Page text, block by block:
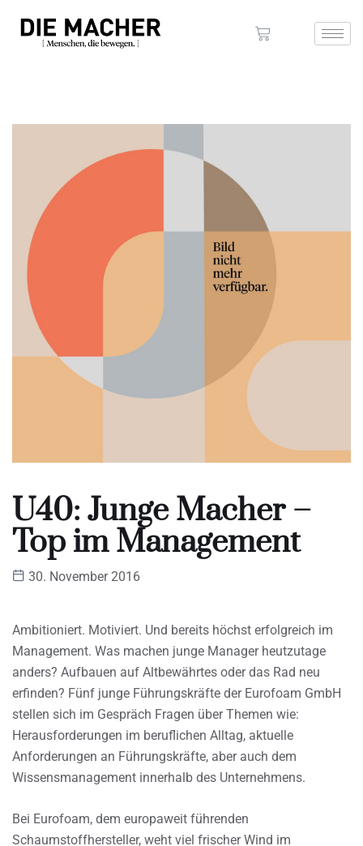
U40: Junge Macher –
Top im Management
30. November 2016
Ambitioniert. Motiviert. Und bereits höchst erfolgreich im
Management. Was machen junge Manager heutzutage
anders? Aufbauen auf Altbewährtes oder das Rad neu
erfinden? Fünf junge Führungskräfte der Eurofoam GmbH
stellen sich im Gespräch Fragen über Themen wie:
Herausforderungen im beruflichen Alltag, aktuelle
Anforderungen an Führungskräfte, aber auch dem
Wissensmanagement innerhalb des Unternehmens.
Bei Eurofoam, dem europaweit führenden
Schaumstoffhersteller, weht viel frischer Wind im